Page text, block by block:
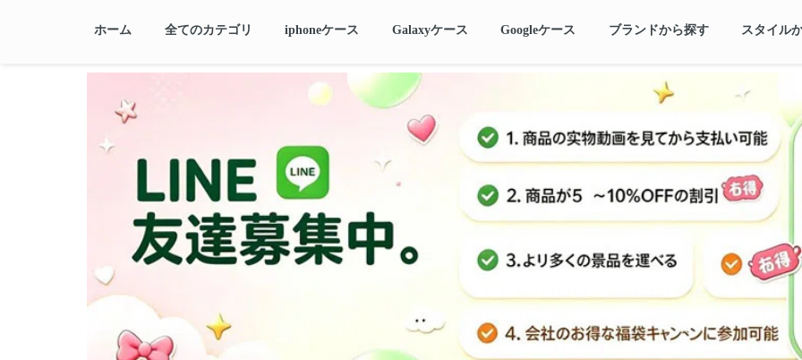
ホーム 全てのカテゴリ iphoneケース Galaxyケース Googleケース ブランドから探す スタイル